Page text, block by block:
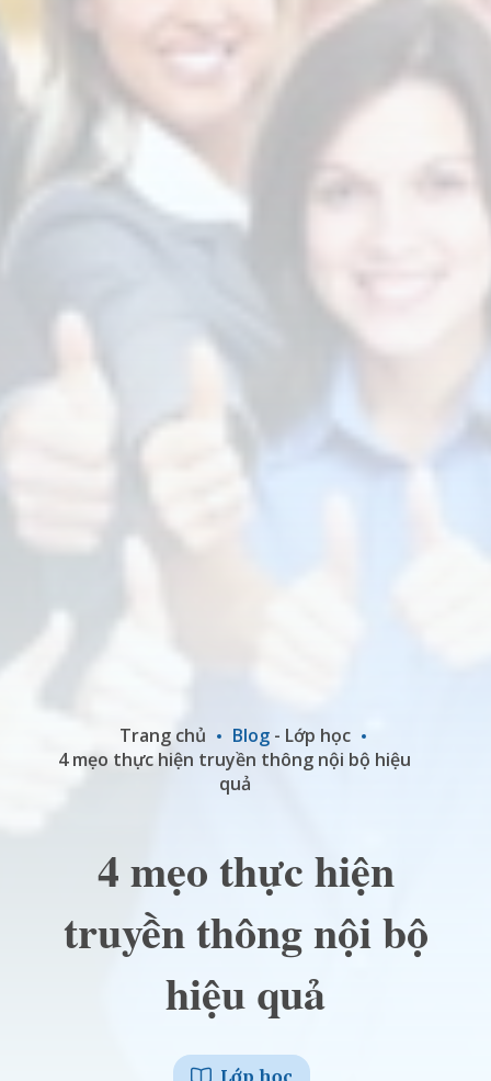
Trang chủ Blog - Lớp học
4 mẹo thực hiện truyền thông nội bộ hiệu
quả
4 mẹo thực hiện
truyền thông nội bộ
hiệu quả